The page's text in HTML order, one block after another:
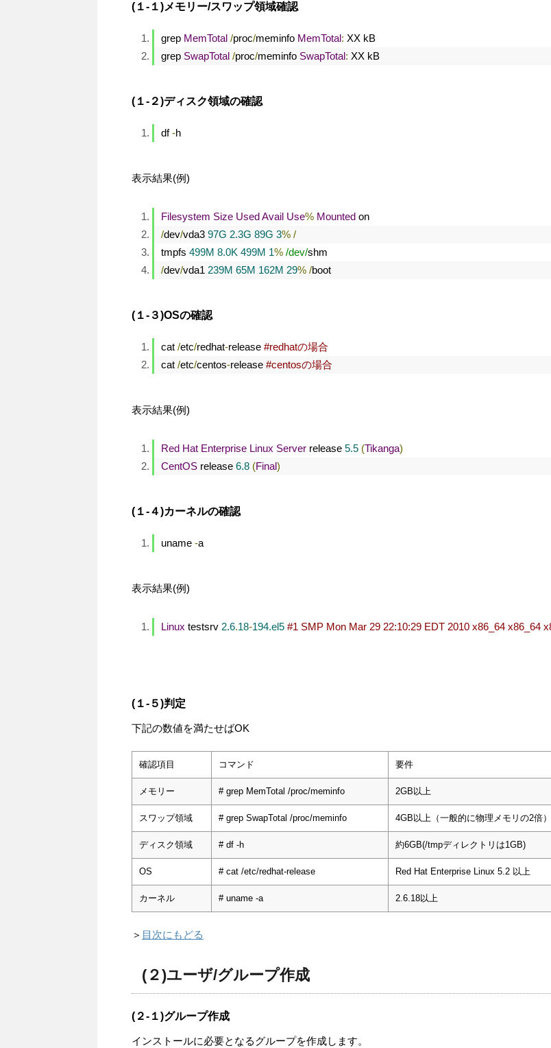
(１-１)メモリー/スワップ領域確認
grep MemTotal /proc/meminfo MemTotal: XX kB
grep SwapTotal /proc/meminfo SwapTotal: XX kB
(１-２)ディスク領域の確認
df -h
表示結果(例)
Filesystem Size UsedAvail Use% Mounted on
/dev/vda3 97G 2.3G 89G 3% /
tmpfs 499M 8.0K 499M 1% /dev/shm
/dev/vda1 239M 65M 162M 29% /boot
(１-３)OSの確認
cat /etc/redhat-release #redhatの場合
cat /etc/centos-release #centosの場合
表示結果(例)
Red Hat Enterprise Linux Server release 5.5 (Tikanga)
CentOS release 6.8 (Final)
(１-４)カーネルの確認
uname -a
表示結果(例)
Linux testsrv 2.6.18-194.el5 #1 SMP Mon Mar 29 22:10:29 EDT 2010 x86_64 x86_64
(１-５)判定
下記の数値を満たせばOK
確認項目 コマンド 要件
メモリー # grep MemTotal /proc/meminfo 2GB以上
スワップ領域 # grep SwapTotal /proc/meminfo 4GB以上（一般的に物理メモリの2倍）
ディスク領域 # df -h 約6GB(/tmpディレクトリは1GB)
OS # cat /etc/redhat-release Red Hat Enterprise Linux 5.2 以上
カーネル # uname -a 2.6.18以上
＞ 目次にもどる
(２)ユーザ/グループ作成
(２-１)グループ作成
インストールに必要となるグループを作成します。